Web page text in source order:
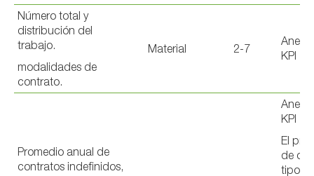
Número total y
distribución del
trabajo.
modalidades de
contrato.
Material 2-7
KPI
Promedio anual de
contratos indefinidos,
KPI
El
de
tipo